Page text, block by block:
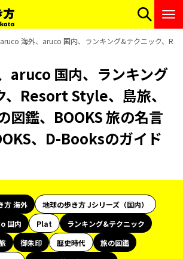
aruco 海外、aruco 国内、ランキング&テクニック、
aruco 国内、ランキング
、Resort Style、島旅、
図鑑、BOOKS 旅の名言
、D-Booksのガイド
方 海外
地球の歩き方 Jシリーズ（国内）
国内 Plat
ランキング&テクニック
御朱印 歴史時代
旅の図鑑